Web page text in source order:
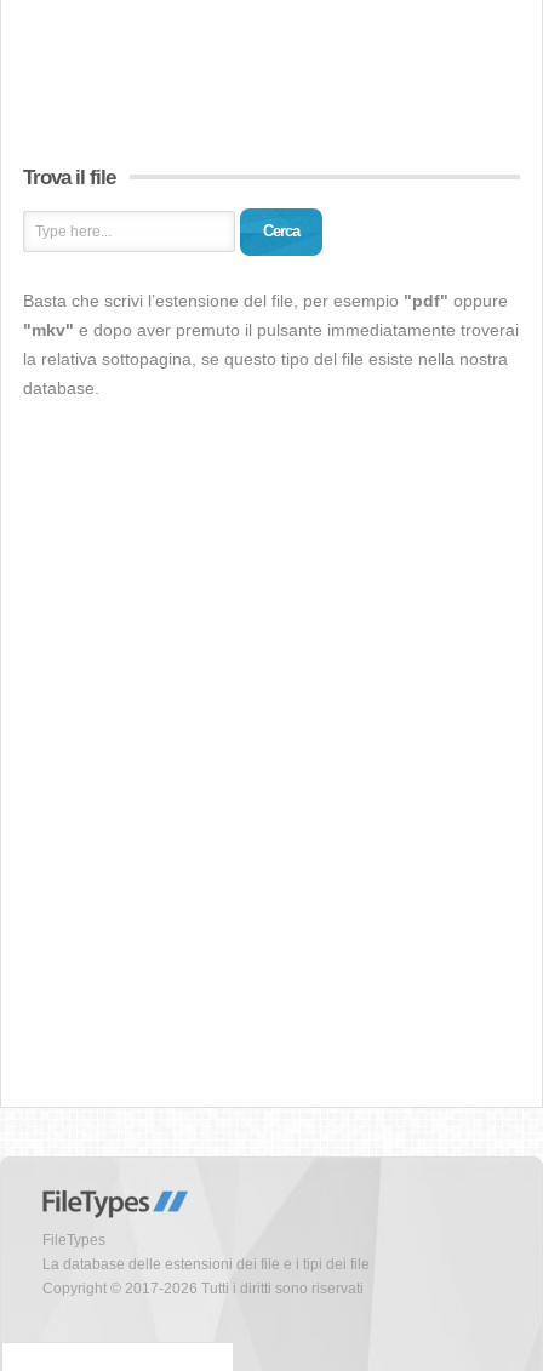
Trova il file
Cerca
Basta che scrivi l’estensione del file, per esempio "pdf" oppure
"mkv" e dopo aver premuto il pulsante immediatamente troverai
la relativa sottopagina, se questo tipo del file esiste nella nostra
database.
FileTypes
La database delle estensioni dei file e i tipi dei file
Copyright © 2017-2026 Tutti i diritti sono riservati